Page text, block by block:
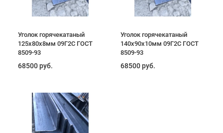
Уголок горячекатаный
125х80х8мм 09Г2С ГОСТ
8509-93
68500 руб.
Уголок горячекатаный
140х90х10мм 09Г2С ГОСТ
8509-93
68500 руб.